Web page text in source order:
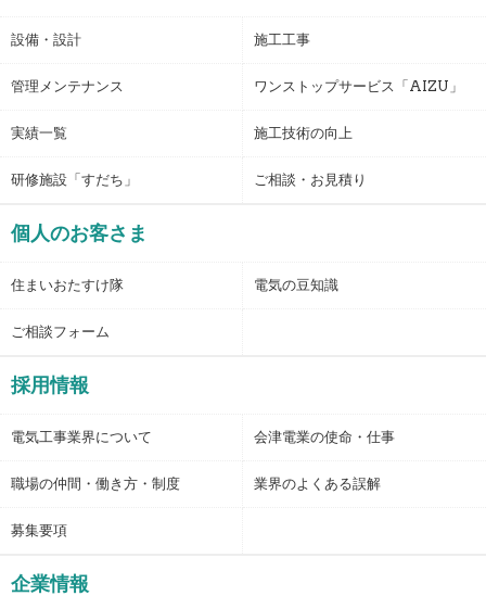
設備・設計 施工工事
管理メンテナンス ワンストップサービス「AIZU」
実績一覧 施工技術の向上
研修施設「すだち」 ご相談・お見積り
個人のお客さま
住まいおたすけ隊 電気の豆知識
ご相談フォーム
採用情報
電気工事業界について 会津電業の使命・仕事
職場の仲間・働き方・制度 業界のよくある誤解
募集要項
企業情報